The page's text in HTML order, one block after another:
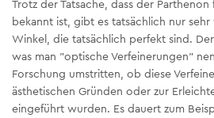
Trotz der Tatsache, dass der
bekannt ist, gibt es tatsächlich nur
Winkel, die tatsächlich perfekt sind.
was man "optische Verfeinerungen"
Forschung umstritten, ob diese
ästhetischen Gründen oder zur
eingeführt wurden. Es dauert zum